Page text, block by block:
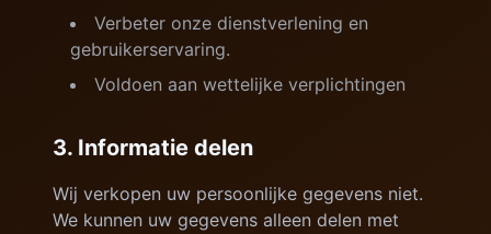
Verbeter onze dienstverlening en
gebruikerservaring.
Voldoen aan wettelijke verplichtingen
3. Informatie delen
Wij verkopen uw persoonlijke gegevens niet.
We kunnen uw gegevens alleen delen met